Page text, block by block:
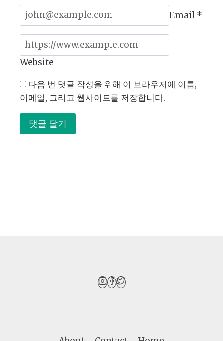
Email *
Website
다음 번 댓글 작성을 위해 이 브라우저에 이름,
이메일, 그리고 웹사이트를 저장합니다.